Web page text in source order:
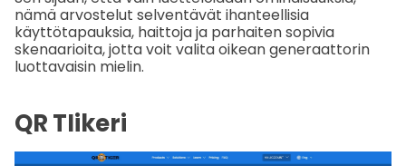
nämä arvostelut selventävät ihanteellisia
käyttötapauksia, haittoja ja parhaiten sopivia
skenaarioita, jotta voit valita oikean generaattorin
luottavaisin mielin.
QR TIikeri